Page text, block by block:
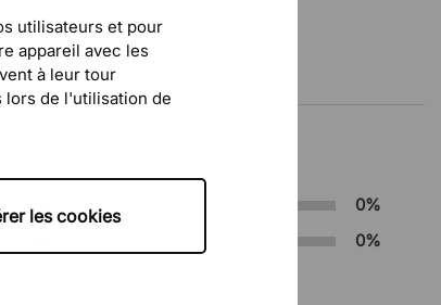
utilisateurs et pour
appareil avec les
à leur tour
de l'utilisation de
les cookies
0%
0%